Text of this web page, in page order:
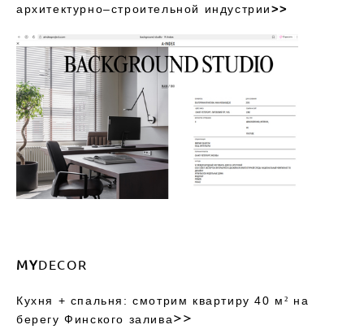
архитектурно–строительной индустрии>>
MYDECOR
Кухня + спальня: смотрим квартиру 40 м² на
берегу Финского залива>>